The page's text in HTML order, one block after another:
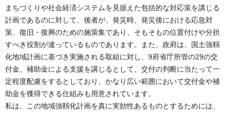
まちづくりや社会経済システムを見据えた包括的な対応策を講じる
計画であるのに対して、後者が、発災時、発災後における応急対
策、復旧・復興のための施策集であり、そもそもの位置付けや分担
すべき役割が違っているものであります。また、政府は、国土強靱
化地域計画に基づき実施される取組に対し、9府省庁所管の29の交
付金、補助金による支援を講じるとして、交付の判断に当たって一
定程度配慮をするとしており、かなり広い範囲において交付金や補
助金を獲得できる仕組みも用意されています。
私は、この地域強靱化計画を真に実効性あるものとするためには、